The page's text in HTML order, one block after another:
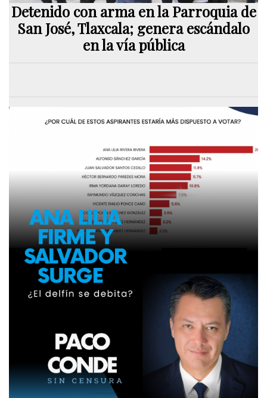
Detenido con arma en la Parroquia de
San José, Tlaxcala; genera escándalo
en la vía pública